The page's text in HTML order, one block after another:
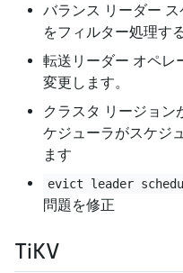
バランス リーダー
をフィルター処理す
転送リーダー オペレ
変更します。
クラスタ リージョン
ケジューラがスケジ
ます
evict leader
問題を修正
TiKV